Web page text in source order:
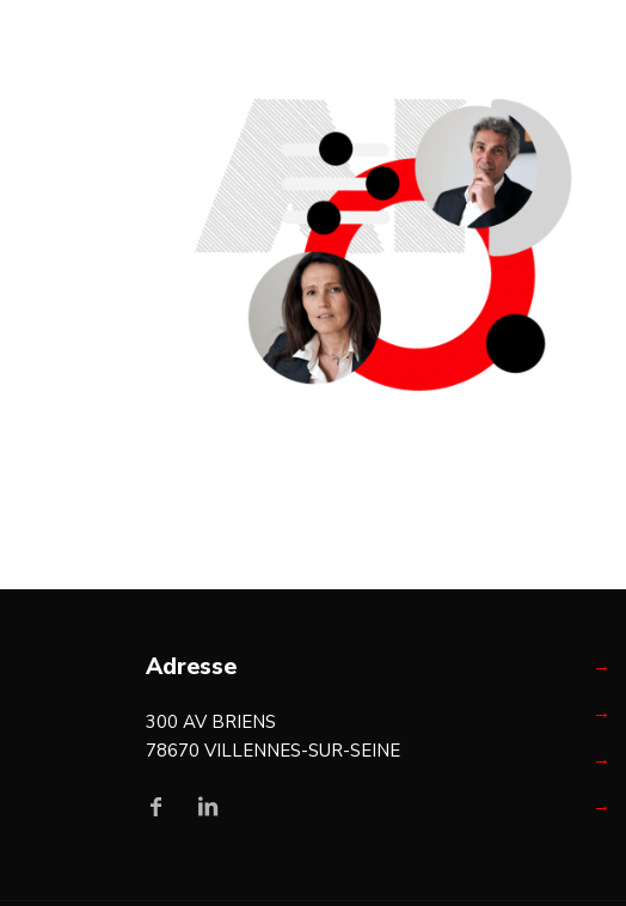
Adresse
300 AV BRIENS
78670 VILLENNES-SUR-SEINE
→
→
→
→